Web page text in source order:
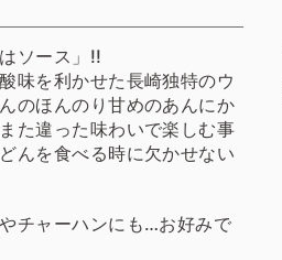
ソース」!!
味を利かせた長崎独特のウ
のほんのり甘めのあんにか
た違った味わいで楽しむ事
んを食べる時に欠かせない
チャーハンにも…お好みで